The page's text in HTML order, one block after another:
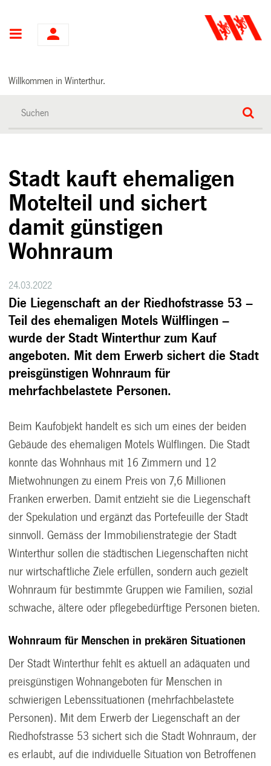
Hauptnavigation
Willkommen in Winterthur.
Stadt kauft ehemaligen
Motelteil und sichert
damit günstigen
Wohnraum
24.03.2022
Die Liegenschaft an der Riedhofstrasse 53 –
Teil des ehemaligen Motels Wülflingen –
wurde der Stadt Winterthur zum Kauf
angeboten. Mit dem Erwerb sichert die Stadt
preisgünstigen Wohnraum für
mehrfachbelastete Personen.
Beim Kaufobjekt handelt es sich um eines der beiden
Gebäude des ehemaligen Motels Wülflingen. Die Stadt
konnte das Wohnhaus mit 16 Zimmern und 12
Mietwohnungen zu einem Preis von 7,6 Millionen
Franken erwerben. Damit entzieht sie die Liegenschaft
der Spekulation und ergänzt das Portefeuille der Stadt
sinnvoll. Gemäss der Immobilienstrategie der Stadt
Winterthur sollen die städtischen Liegenschaften nicht
nur wirtschaftliche Ziele erfüllen, sondern auch gezielt
Wohnraum für bestimmte Gruppen wie Familien, sozial
schwache, ältere oder pflegebedürftige Personen bieten.
Wohnraum für Menschen in prekären Situationen
Der Stadt Winterthur fehlt es aktuell an adäquaten und
preisgünstigen Wohnangeboten für Menschen in
schwierigen Lebenssituationen (mehrfachbelastete
Personen). Mit dem Erwerb der Liegenschaft an der
Riedhofstrasse 53 sichert sich die Stadt Wohnraum, der
es erlaubt, auf die individuelle Situation von Betroffenen